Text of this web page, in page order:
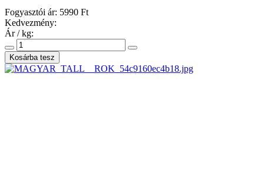
Fogyasztói ár: 5990 Ft
Kedvezmény:
Ár / kg: